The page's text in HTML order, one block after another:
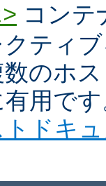
コンテ
ティ
のホ
用で
ドキ